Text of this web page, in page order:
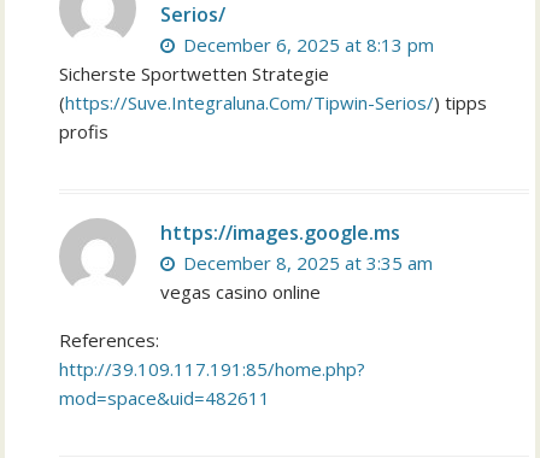
Serios/
December 6, 2025 at 8:13 pm
Sicherste Sportwetten Strategie
(https://Suve.Integraluna.Com/Tipwin-Serios/) tipps
profis
https://images.google.ms
December 8, 2025 at 3:35 am
vegas casino online
References:
http://39.109.117.191:85/home.php?
mod=space&uid=482611